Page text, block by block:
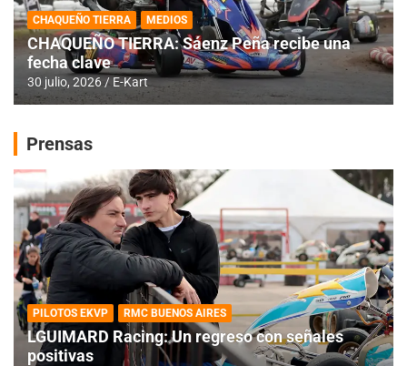
CHAQUEÑO TIERRA MEDIOS
CHAQUEÑO TIERRA: Sáenz Peña recibe una
fecha clave
30 julio, 2026 E-Kart
Prensas
PILOTOS EKVP RMC BUENOS AIRES
LGUIMARD Racing: Un regreso con señales
positivas